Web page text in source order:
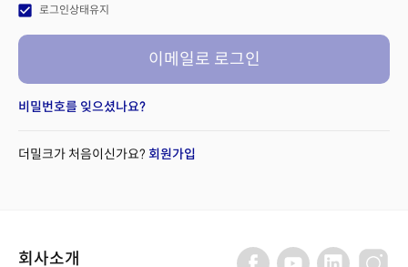
check_box 로그인상태유지
이메일로 로그인
비밀번호를 잊으셨나요?
더밀크가 처음이신가요? 회원가입
회사소개